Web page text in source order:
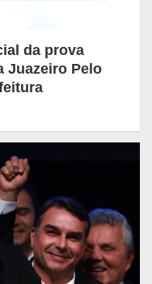
da prova
Juazeiro Pelo